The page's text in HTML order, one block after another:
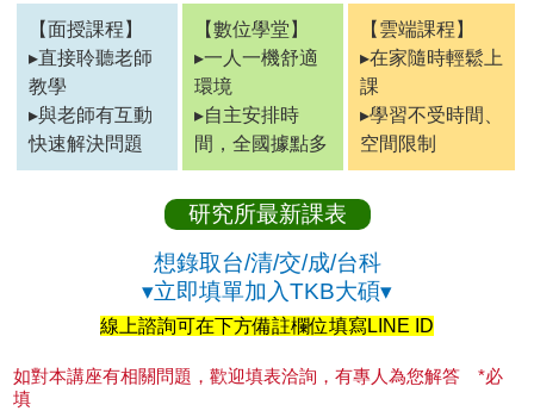
【面授課程】
▸直接聆聽老師
教學
▸與老師有互動
快速解決問題
【數位學堂】
▸一人一機舒適
環境
▸自主安排時
間，全國據點多
【雲端課程】
▸在家隨時輕鬆上
課
▸學習不受時間、
空間限制
研究所最新課表
想錄取台/清/交/成/台科
▾立即填單加入TKB大碩▾
線上諮詢可在下方備註欄位填寫LINE ID
如對本講座有相關問題，歡迎填表洽詢，有專人為您解答 *必
填